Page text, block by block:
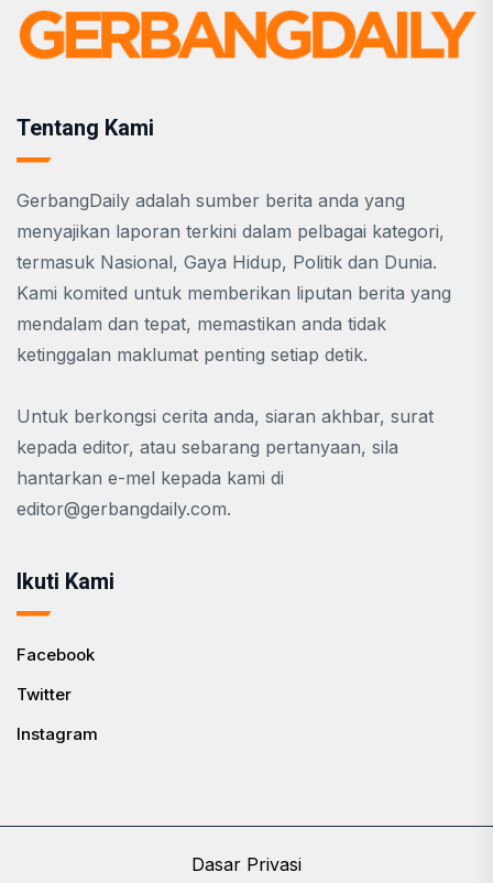
Tentang Kami
GerbangDaily adalah sumber berita anda yang
menyajikan laporan terkini dalam pelbagai kategori,
termasuk Nasional, Gaya Hidup, Politik dan Dunia.
Kami komited untuk memberikan liputan berita yang
mendalam dan tepat, memastikan anda tidak
ketinggalan maklumat penting setiap detik.
Untuk berkongsi cerita anda, siaran akhbar, surat
kepada editor, atau sebarang pertanyaan, sila
hantarkan e-mel kepada kami di
editor@gerbangdaily.com.
Ikuti Kami
Facebook
Twitter
Instagram
Dasar Privasi